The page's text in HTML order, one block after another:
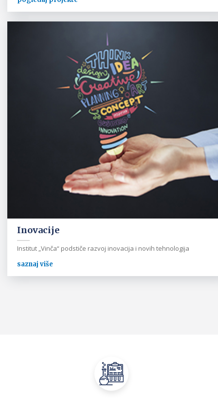
Inovacije
Institut „Vinča“ podstiče razvoj inovacija i novih tehnologija
saznaj više